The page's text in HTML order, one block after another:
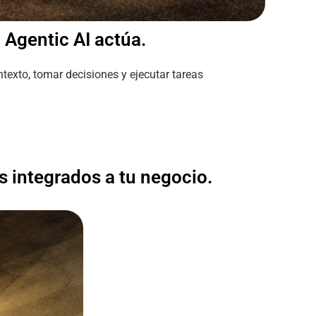
AI actúa.
tomar decisiones y ejecutar tareas
integrados a tu negocio.